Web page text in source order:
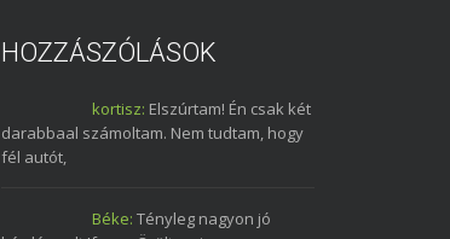
HOZZÁSZÓLÁSOK
kortisz: Elszúrtam! Én csak két
darabbaal számoltam. Nem tudtam, hogy
fél autót,
Béke: Tényleg nagyon jó